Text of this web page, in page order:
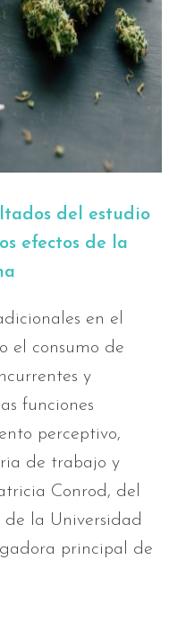
del estudio
efectos de la
en el
el consumo de
y
funciones
perceptivo,
de trabajo y
Conrod, del
la Universidad
principal de